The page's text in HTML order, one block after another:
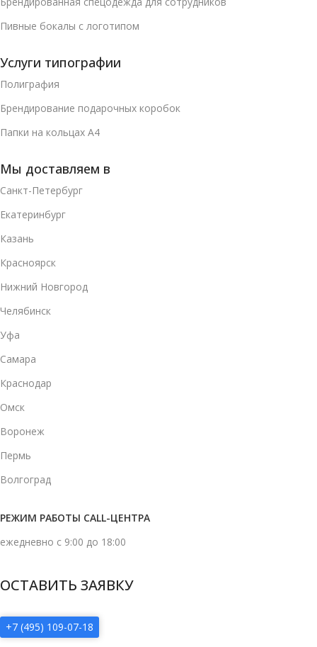
Пивные бокалы с логотипом
Услуги типографии
Полиграфия
Брендирование подарочных коробок
Папки на кольцах А4
Мы доставляем в
Санкт-Петербург
Екатеринбург
Казань
Красноярск
Нижний Новгород
Челябинск
Уфа
Самара
Краснодар
Омск
Воронеж
Пермь
Волгоград
РЕЖИМ РАБОТЫ CALL-ЦЕНТРА
ежедневно с 9:00 до 18:00
ОСТАВИТЬ ЗАЯВКУ
+7 (495) 109-07-18